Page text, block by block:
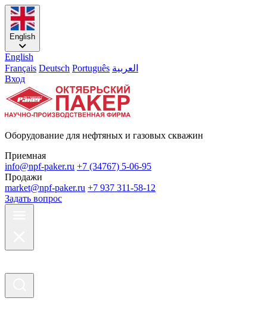
English
English
Français Deutsch Português العربية
Вход
Оборудование для нефтяных и газовых скважин
Приемная
info@npf-paker.ru +7 (34767) 5-06-95
Продажи
market@npf-paker.ru +7 937 311-58-12
Задать вопрос